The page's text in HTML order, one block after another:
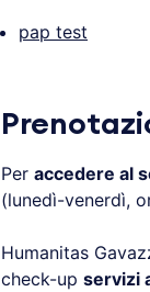
pap test
Per accedere al
(lunedì-venerdì,
Humanitas
check-up servizi